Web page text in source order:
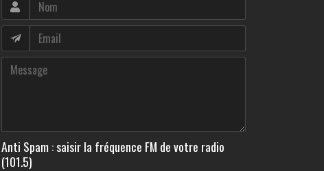
Anti Spam : saisir la fréquence FM de votre radio
(101.5)